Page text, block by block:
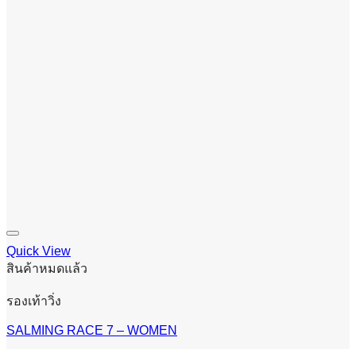
Quick View
สินค้าหมดแล้ว
รองเท้าวิ่ง
SALMING RACE 7 – WOMEN